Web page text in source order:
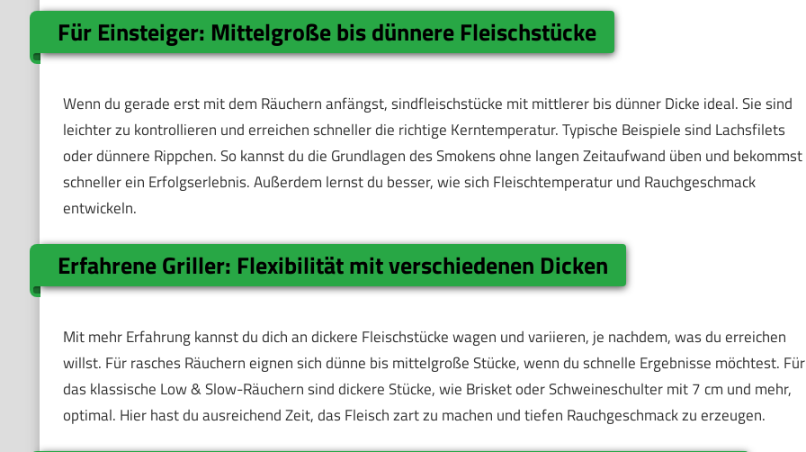
Für Einsteiger: Mittelgroße bis dünnere Fleischstücke
Wenn du gerade erst mit dem Räuchern anfängst, sindfleischstücke mit mittlerer bis dünner Dicke ideal. Sie sind
leichter zu kontrollieren und erreichen schneller die richtige Kerntemperatur. Typische Beispiele sind Lachsfilets
oder dünnere Rippchen. So kannst du die Grundlagen des Smokens ohne langen Zeitaufwand üben und bekommst
schneller ein Erfolgserlebnis. Außerdem lernst du besser, wie sich Fleischtemperatur und Rauchgeschmack
entwickeln.
Erfahrene Griller: Flexibilität mit verschiedenen Dicken
Mit mehr Erfahrung kannst du dich an dickere Fleischstücke wagen und variieren, je nachdem, was du erreichen
willst. Für rasches Räuchern eignen sich dünne bis mittelgroße Stücke, wenn du schnelle Ergebnisse möchtest. Für
das klassische Low & Slow-Räuchern sind dickere Stücke, wie Brisket oder Schweineschulter mit 7 cm und mehr,
optimal. Hier hast du ausreichend Zeit, das Fleisch zart zu machen und tiefen Rauchgeschmack zu erzeugen.